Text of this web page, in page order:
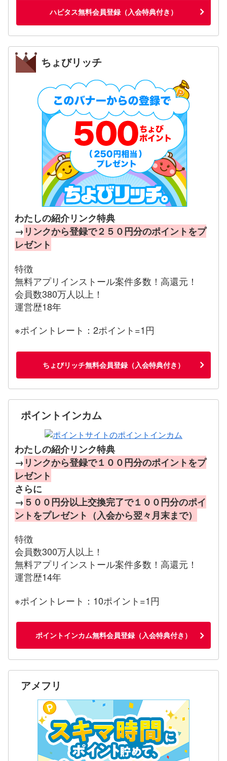
ハピタス無料会員登録（入会特典付き）
ちょびリッチ
わたしの紹介リンク特典
→ リンクから登録で２５０円分のポイントをプ
レゼント
特徴
無料アプリインストール案件多数！高還元！
会員数380万人以上！
運営歴18年
※ポイントレート：2ポイント=1円
ちょびリッチ無料会員登録（入会特典付き）
ポイントインカム
わたしの紹介リンク特典
→ リンクから登録で１００円分のポイントをプ
レゼント
さらに
→ ５００円分以上交換完了で１００円分のポイ
ントをプレゼント（入会から翌々月末まで）
特徴
会員数300万人以上！
無料アプリインストール案件多数！高還元！
運営歴14年
※ポイントレート：10ポイント=1円
ポイントインカム無料会員登録（入会特典付き）
アメフリ